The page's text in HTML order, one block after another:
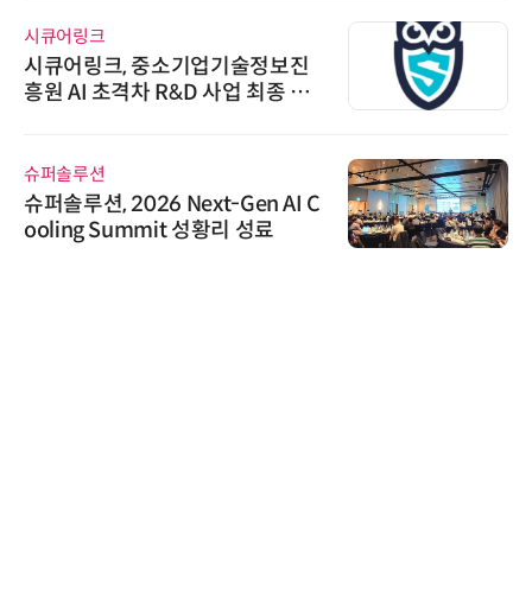
시큐어링크
시큐어링크, 중소기업기술정보진
흥원 AI 초격차 R&D 사업 최종 선
슈퍼솔루션
슈퍼솔루션, 2026 Next-Gen AI C
ooling Summit 성황리 성료